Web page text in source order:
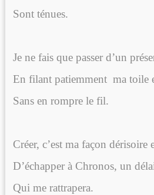
Sont ténues.
Je ne fais que passer d’un
En filant patiemment ma toile
Sans en rompre le fil.
Créer, c’est ma façon dérisoire
D’échapper à Chronos, un
Qui me rattrapera.